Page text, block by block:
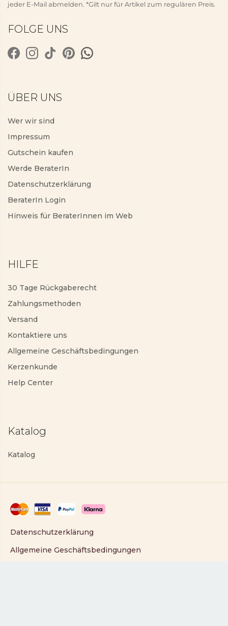
jeder E-Mail abmelden. *Gilt nur für Artikel zum regulären Preis.
FOLGE UNS
ÜBER UNS
Wer wir sind
Impressum
Gutschein kaufen
Werde BeraterIn
Datenschutzerklärung
BeraterIn Login
Hinweis für BeraterInnen im Web
HILFE
30 Tage Rückgaberecht
Zahlungsmethoden
Versand
Kontaktiere uns
Allgemeine Geschäftsbedingungen
Kerzenkunde
Help Center
Katalog
Katalog
Datenschutzerklärung
Allgemeine Geschäftsbedingungen